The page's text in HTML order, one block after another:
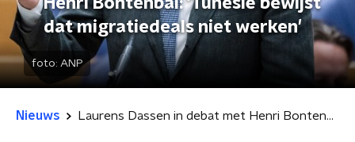
dat migratiedeals niet werken'
foto: ANP
Nieuws Laurens Dassen in debat met Henri Bontenbal: 'Tunesië bewijst dat migratiedeals niet werken'